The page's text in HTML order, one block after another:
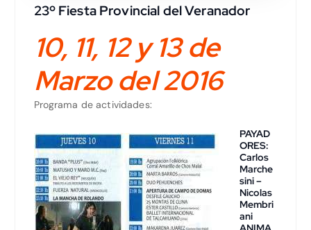
23º Fiesta Provincial del Veranador
10, 11, 12 y 13 de
Marzo del 2016
Programa de actividades:
PAYAD
ORES:
Carlos
Marche
sini –
Nicolas
Membri
ani